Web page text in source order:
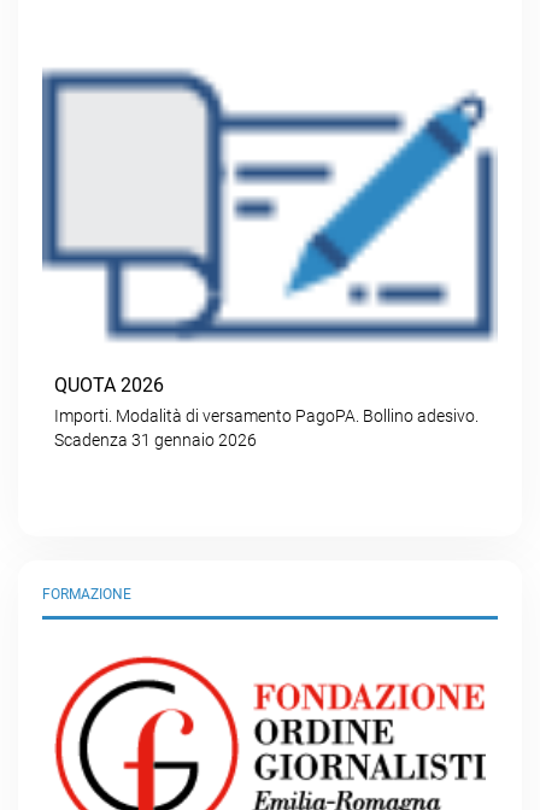
QUOTA 2026
Importi. Modalità di versamento PagoPA. Bollino adesivo.
Scadenza 31 gennaio 2026
FORMAZIONE